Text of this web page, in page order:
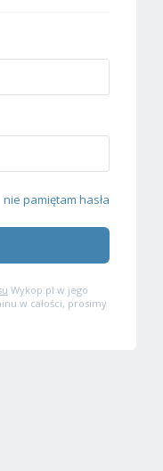
nie pamiętam hasła
Wykop.pl w jego
w całości, prosimy